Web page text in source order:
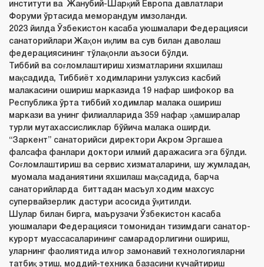
институти ва Жанубий-Шарқий Европа давлатлари
Форуми ўртасида меморандум имзоланди.
2023 йилда Ўзбекистон касаба уюшмалари Федерацияси
санаторийлари Жаҳон иқлим ва сув билан даволаш
федерациясининг тўлақонли аъзоси бўлди.
Тиббий ва соғломлаштириш хизматларини яхшилаш
мақсадида, Тиббиёт ходимларини узлуксиз касбий
малакасини ошириш марказида 19 нафар шифокор ва
Республика ўрта тиббий ходимлар малака ошириш
маркази ва унинг филиалларида 359 нафар ҳамширалар
турли мутахассисликлар бўйича малака оширди.
“Заркент” санаторийси директори Акром Эргашеа
фалсафа фанлари доктори илмий даражасига эга бўлди.
Соғломлаштириш ва сервис хизматаларини, шу жумладан,
муомала маданиятини яхшилаш мақсадида, барча
санаторийларда биттадан масъул ходим махсус
супервайзерлик дастури асосида ўқитилди.
Шулар билан бирга, маърузачи Ўзбекистон касаба
уюшмалари Федерацияси томонидан тизимдаги санатор-
курорт муассасаларининг самарадорлигини ошириш,
уларнинг фаолиятида илғор замонавий технологияларни
татбиқ этиш, моддий-техника базасини кучайтириш